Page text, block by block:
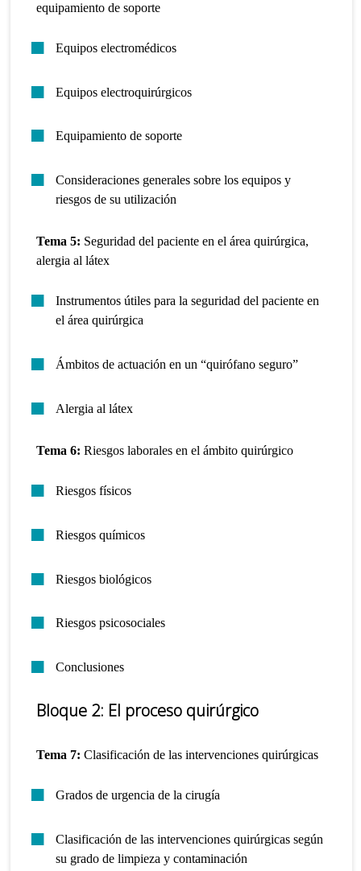
equipamiento de soporte
Equipos electromédicos
Equipos electroquirúrgicos
Equipamiento de soporte
Consideraciones generales sobre los equipos y
riesgos de su utilización
Tema 5: Seguridad del paciente en el área quirúrgica,
alergia al látex
Instrumentos útiles para la seguridad del paciente en
el área quirúrgica
Ámbitos de actuación en un “quirófano seguro”
Alergia al látex
Tema 6: Riesgos laborales en el ámbito quirúrgico
Riesgos físicos
Riesgos químicos
Riesgos biológicos
Riesgos psicosociales
Conclusiones
Bloque 2: El proceso quirúrgico
Tema 7: Clasificación de las intervenciones quirúrgicas
Grados de urgencia de la cirugía
Clasificación de las intervenciones quirúrgicas según
su grado de limpieza y contaminación